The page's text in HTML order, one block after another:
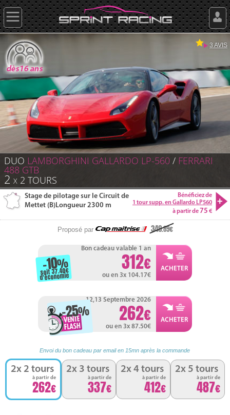
DUO LAMBORGHINI GALLARDO LP-560 / FERRARI
488 GTB
2 X 2 TOURS
3 AVIS
Bénéficiez de
1 tour supp. en Gallardo LP560
à partir de 75
Stage de pilotage sur le Circuit de
Mettet (B)Longueur 2300 m
Proposé par 349.89
Bon cadeau valable 1 an
312
ou en 3x 104.17
-10%
soit 37.40
d'économie
12,13 Septembre 2026
262
ou en 3x 87.50
-25%
Envoi du bon cadeau par email en 15mn après la commande
2x 2 tours
à partir de
262
2x 3 tours
à partir de
337
2x 4 tours
à partir de
412
2x 5 tours
à partir de
487